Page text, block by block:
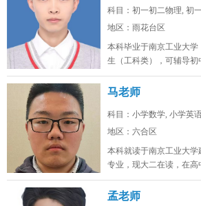
地区：雨花台区
本科毕业于南京工业大
生（工科类），可辅导
线上/线下，南京雨花台
马老师
地区：六合区
本科就读于南京工业大
专业，现大二在读，在
英语能力测评大赛省一，
孟老师